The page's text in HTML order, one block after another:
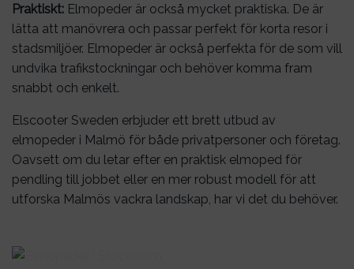
Praktiskt: Elmopeder är också mycket praktiska. De är
lätta att manövrera och passar perfekt för korta resor i
stadsmiljöer. Elmopeder är också perfekta för de som vill
undvika trafikstockningar och behöver komma fram
snabbt och enkelt.
Elscooter Sweden erbjuder ett brett utbud av
elmopeder i Malmö för både privatpersoner och företag.
Oavsett om du letar efter en praktisk elmoped för
pendling till jobbet eller en mer robust modell för att
utforska Malmös vackra landskap, har vi det du behöver.